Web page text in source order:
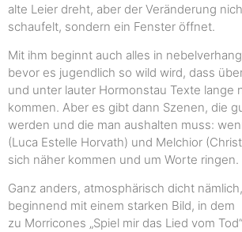
alte Leier dreht, aber der Veränderung
schaufelt, sondern ein Fenster öffnet.
Mit ihm beginnt auch alles in
bevor es jugendlich so wild wird, dass
und unter lauter Hormonstau Texte lange
kommen. Aber es gibt dann Szenen, die
werden und die man aushalten muss:
(Luca Estelle Horvath) und Melchior
sich näher kommen und um Worte
Ganz anders, atmosphärisch dicht
beginnend mit einem starken Bild, in dem
zu Morricones „Spiel mir das Lied vom